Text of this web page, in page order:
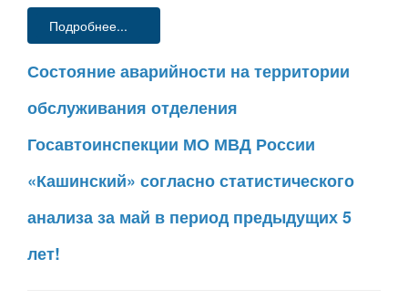
Подробнее...
Состояние аварийности на территории
обслуживания отделения
Госавтоинспекции МО МВД России
«Кашинский» согласно статистического
анализа за май в период предыдущих 5
лет!